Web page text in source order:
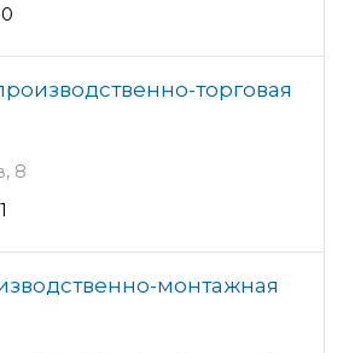
торговая
8
монтажная